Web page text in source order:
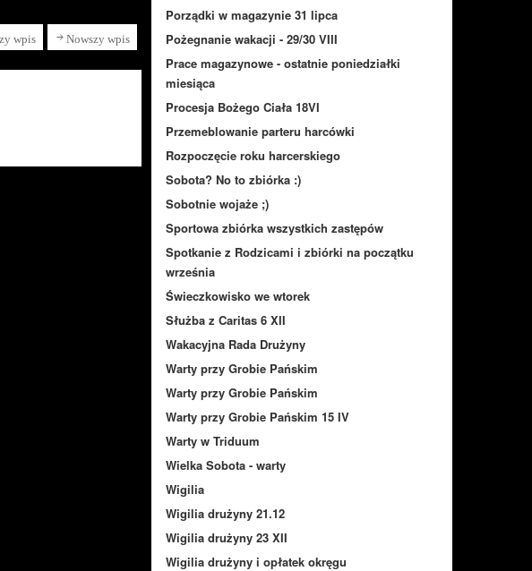
wpis Nowszy wpis
Porządki w magazynie 31 lipca
Pożegnanie wakacji - 29/30 VIII
Prace magazynowe - ostatnie poniedziałki
miesiąca
Procesja Bożego Ciała 18VI
Przemeblowanie parteru harcówki
Rozpoczęcie roku harcerskiego
Sobota? No to zbiórka :)
Sobotnie wojaże ;)
Sportowa zbiórka wszystkich zastępów
Spotkanie z Rodzicami i zbiórki na początku
września
Świeczkowisko we wtorek
Służba z Caritas 6 XII
Wakacyjna Rada Drużyny
Warty przy Grobie Pańskim
Warty przy Grobie Pańskim
Warty przy Grobie Pańskim 15 IV
Warty w Triduum
Wielka Sobota - warty
Wigilia
Wigilia drużyny 21.12
Wigilia drużyny 23 XII
Wigilia drużyny i opłatek okręgu